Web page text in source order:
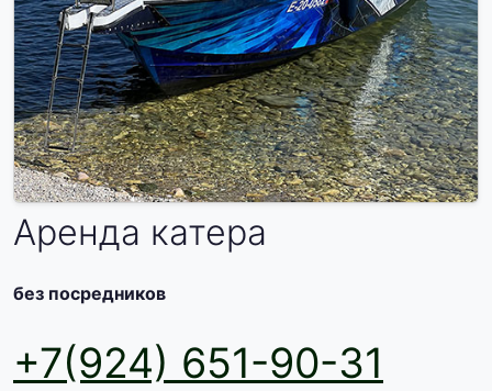
Аренда катера
без посредников
+7(924) 651-90-31